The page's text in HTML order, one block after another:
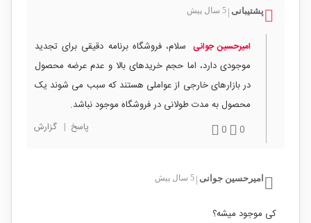
پشتیبانی | 5 سال پیش
امیرحسین جوانی سلام، فروشگاه برنامه دقیقی برای تجدید
موجودی دارد، اما حجم خریدهای بالا و عدم عرضه محصول
در بازارهای خارجی از عواملی هستند که سبب می شوند یک
محصول به مدت طولانی در فروشگاه موجود نباشد.
0
0 پاسخ | گزارش
امیرحسین جوانی | 5 سال پیش
کی موجود میشه؟